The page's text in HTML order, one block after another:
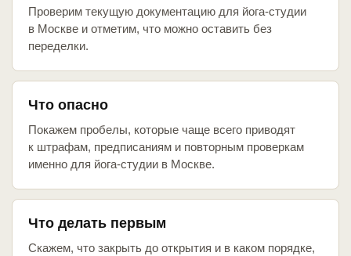
Проверим текущую документацию для йога-студии
в Москве и отметим, что можно оставить без
переделки.
Что опасно
Покажем пробелы, которые чаще всего приводят
к штрафам, предписаниям и повторным проверкам
именно для йога-студии в Москве.
Что делать первым
Скажем, что закрыть до открытия и в каком порядке,